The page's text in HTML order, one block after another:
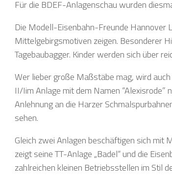
Für die BDEF-Anlagenschau wurden
Die Modell-Eisenbahn-Freunde Hannover
Mittelgebirgsmotiven zeigen. Besonderer
Tagebaubagger. Kinder werden sich über
Wer lieber große Maßstäbe mag, wird
II/Iim Anlage mit dem Namen
Anlehnung an die Harzer
sehen.
Gleich zwei Anlagen beschäftigen sich mit
zeigt seine TT-Anlage „Badel“ und die
zahlreichen kleinen Betriebsstellen im Stil